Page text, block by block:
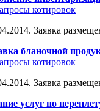
котировок
Заявка
бланочной
котировок
Заявка
услуг по